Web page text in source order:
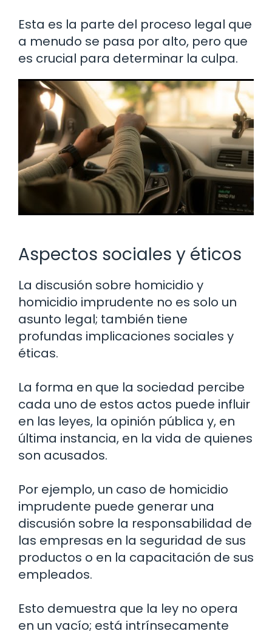
Esta es la parte del proceso legal que
a menudo se pasa por alto, pero que
es crucial para determinar la culpa.
Aspectos sociales y éticos
La discusión sobre homicidio y
homicidio imprudente no es solo un
asunto legal; también tiene
profundas implicaciones sociales y
éticas.
La forma en que la sociedad percibe
cada uno de estos actos puede influir
en las leyes, la opinión pública y, en
última instancia, en la vida de quienes
son acusados.
Por ejemplo, un caso de homicidio
imprudente puede generar una
discusión sobre la responsabilidad de
las empresas en la seguridad de sus
productos o en la capacitación de sus
empleados.
Esto demuestra que la ley no opera
en un vacío; está intrínsecamente